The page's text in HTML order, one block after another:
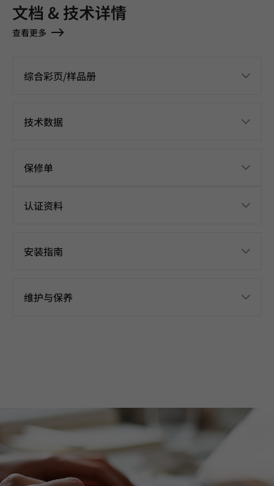
文档 & 技术详情
查看更多
综合彩页/样品册
技术数据
保修单
认证资料
安装指南
维护与保养